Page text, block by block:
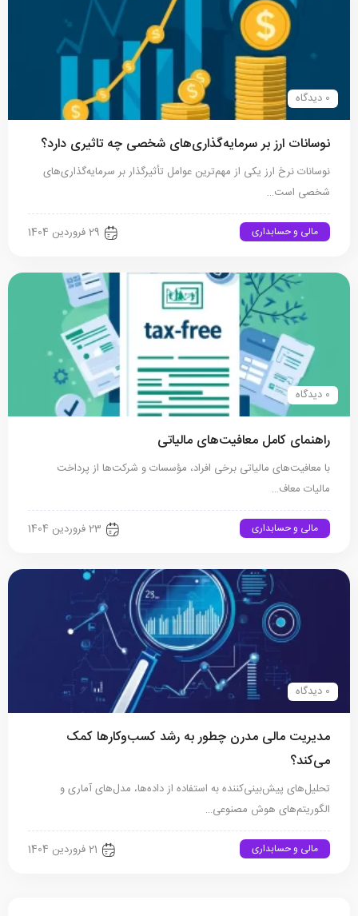
0 دیدگاه
نوسانات ارز بر سرمایه‌گذاری‌های شخصی چه تاثیری دارد؟
نوسانات نرخ ارز یکی از مهم‌ترین عوامل تأثیرگذار بر سرمایه‌گذاری‌های
شخصی است…
مالی و حسابداری 29 فروردین 1404
0 دیدگاه
راهنمای کامل معافیت‌های مالیاتی
با معافیت‌های مالیاتی برخی افراد، مؤسسات و شرکت‌ها از پرداخت
مالیات معاف…
مالی و حسابداری 23 فروردین 1404
0 دیدگاه
مدیریت مالی مدرن چطور به رشد کسب‌وکارها کمک
می‌کند؟
تحلیل‌های پیش‌بینی‌کننده به استفاده از داده‌ها، مدل‌های آماری و
الگوریتم‌های هوش مصنوعی…
مالی و حسابداری 21 فروردین 1404